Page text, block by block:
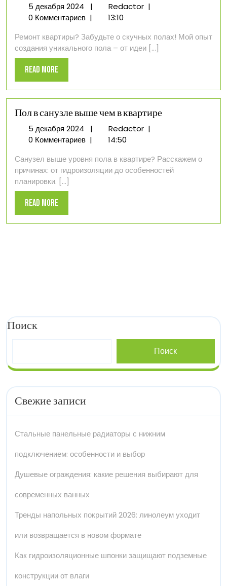
5 декабря 20245
декабря
| RedactorМой
модели
пола
|
0 Комментариев |
13:10
Ремонт квартиры? Забудьте о скучных полах! Мой опыт
создания уникального пола – от идеи [...]
Read MoreRead
More
Пол в санузле выше чем в квартире
5 декабря 20245
декабря
| RedactorПол
выше
чем
|
0 Комментариев |
14:50
Санузел выше уровня пола в квартире? Расскажем о
причинах: от гидроизоляции до особенностей
планировки. [...]
Read MoreRead
More
Поиск
Поиск
Свежие записи
Стальные панельные радиаторы с нижним
подключением: особенности и выбор
Душевые ограждения: какие решения выбирают для
современных ванных
Тренды напольных покрытий 2026: линолеум уходит
или возвращается в новом формате
Как гидроизоляционные шпонки защищают подземные
конструкции от влаги